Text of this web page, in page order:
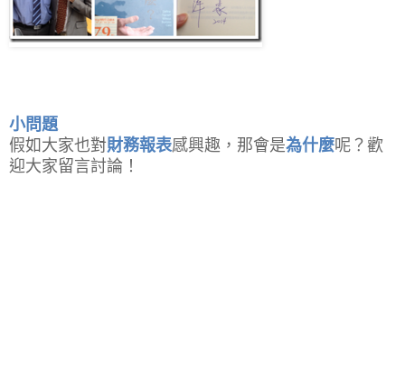
小問題
假如大家也對財務報表感興趣，那會是為什麼呢？歡
迎大家留言討論！